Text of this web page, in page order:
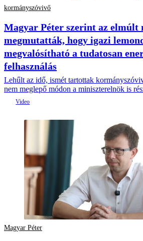
kormányszóvivő
Magyar Péter szerint az elmúlt
megmutatták, hogy igazi
megvalósítható a tudatosan
felhasználás
Lehűlt az idő, ismét tartottak
nem meglepő módon a miniszterelnök is
Magyar Péter